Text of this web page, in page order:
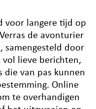
voor langere tijd op
de avonturier
samengesteld door
vol lieve berichten,
die van pas kunnen
Online
te overhandigen